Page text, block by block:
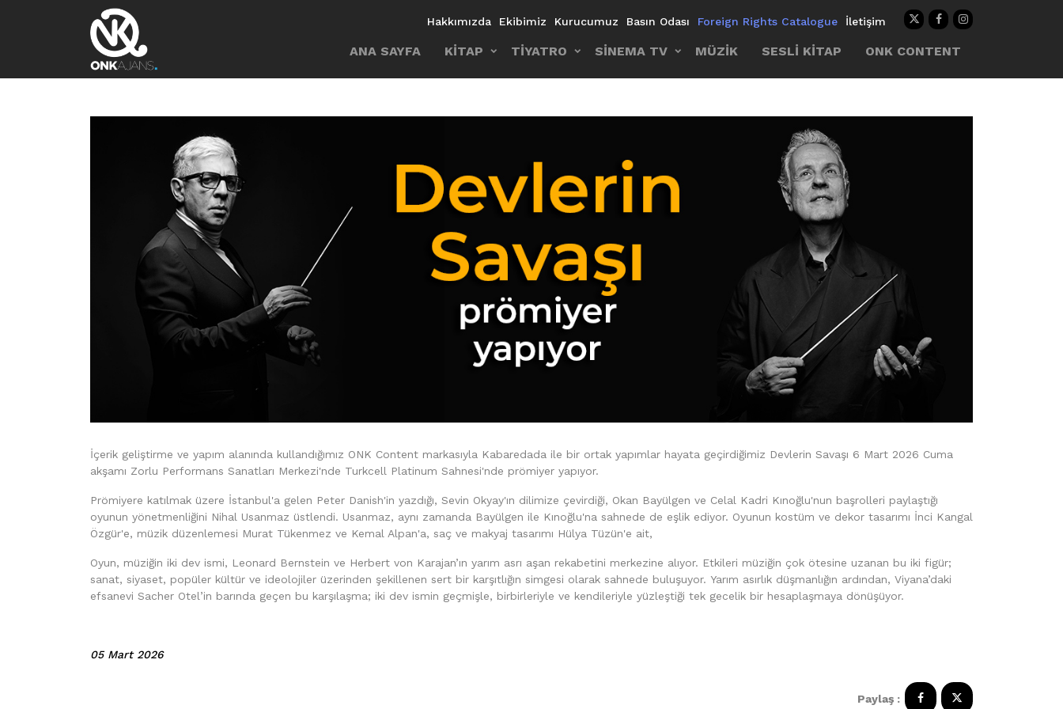
Hakkımızda Ekibimiz Kurucumuz Basın Odası Foreign Rights Catalogue İletişim
ANA SAYFA KİTAP TİYATRO SİNEMA TV MÜZİK SESLİ KİTAP ONK CONTENT
İçerik geliştirme ve yapım alanında kullandığımız ONK Content markasıyla Kabaredada ile bir ortak yapımlar hayata geçirdiğimiz Devlerin Savaşı 6 Mart 2026 Cuma
akşamı Zorlu Performans Sanatları Merkezi'nde Turkcell Platinum Sahnesi'nde prömiyer yapıyor.
Prömiyere katılmak üzere İstanbul'a gelen Peter Danish'in yazdığı, Sevin Okyay'ın dilimize çevirdiği, Okan Bayülgen ve Celal Kadri Kınoğlu'nun başrolleri paylaştığı
oyunun yönetmenliğini Nihal Usanmaz üstlendi. Usanmaz, aynı zamanda Bayülgen ile Kınoğlu'na sahnede de eşlik ediyor. Oyunun kostüm ve dekor tasarımı İnci Kangal
Özgür'e, müzik düzenlemesi Murat Tükenmez ve Kemal Alpan'a, saç ve makyaj tasarımı Hülya Tüzün'e ait,
Oyun, müziğin iki dev ismi, Leonard Bernstein ve Herbert von Karajan’ın yarım asrı aşan rekabetini merkezine alıyor. Etkileri müziğin çok ötesine uzanan bu iki figür;
sanat, siyaset, popüler kültür ve ideolojiler üzerinden şekillenen sert bir karşıtlığın simgesi olarak sahnede buluşuyor. Yarım asırlık düşmanlığın ardından, Viyana’daki
efsanevi Sacher Otel’in barında geçen bu karşılaşma; iki dev ismin geçmişle, birbirleriyle ve kendileriyle yüzleştiği tek gecelik bir hesaplaşmaya dönüşüyor.
05 Mart 2026
Paylaş :